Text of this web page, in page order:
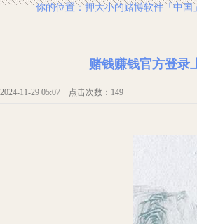
你的位置：押大小的赌博软件「中国
赌钱赚钱官方登录
2024-11-29 05:07 点击次数：149